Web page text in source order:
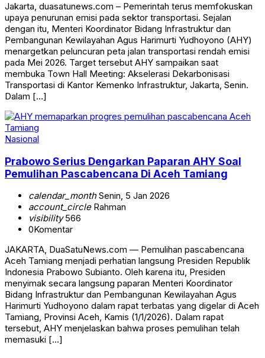
Jakarta, duasatunews.com – Pemerintah terus memfokuskan
upaya penurunan emisi pada sektor transportasi. Sejalan
dengan itu, Menteri Koordinator Bidang Infrastruktur dan
Pembangunan Kewilayahan Agus Harimurti Yudhoyono (AHY)
menargetkan peluncuran peta jalan transportasi rendah emisi
pada Mei 2026. Target tersebut AHY sampaikan saat
membuka Town Hall Meeting: Akselerasi Dekarbonisasi
Transportasi di Kantor Kemenko Infrastruktur, Jakarta, Senin.
Dalam […]
Nasional
Prabowo Serius Dengarkan Paparan AHY Soal
Pemulihan Pascabencana Di Aceh Tamiang
calendar_monthSenin, 5 Jan 2026
account_circleRahman
visibility566
0Komentar
JAKARTA, DuaSatuNews.com — Pemulihan pascabencana
Aceh Tamiang menjadi perhatian langsung Presiden Republik
Indonesia Prabowo Subianto. Oleh karena itu, Presiden
menyimak secara langsung paparan Menteri Koordinator
Bidang Infrastruktur dan Pembangunan Kewilayahan Agus
Harimurti Yudhoyono dalam rapat terbatas yang digelar di Aceh
Tamiang, Provinsi Aceh, Kamis (1/1/2026). Dalam rapat
tersebut, AHY menjelaskan bahwa proses pemulihan telah
memasuki […]